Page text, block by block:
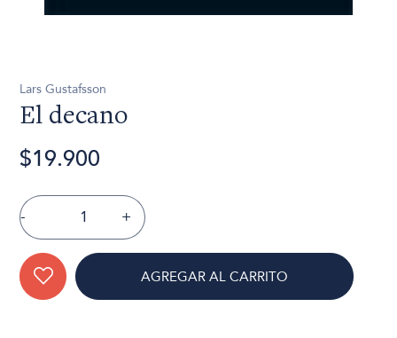
Lars Gustafsson
El decano
$19.900
- +
AGREGAR AL CARRITO